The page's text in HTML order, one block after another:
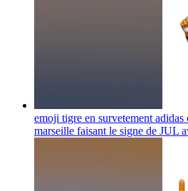
emoji tigre en survetement
marseille faisant le signe de JUL